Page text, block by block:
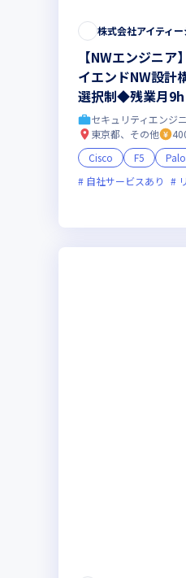
株式会社アイティー
【NWエンジニ
イエンドNW設計
選択制◆残業月
セキュリティエンジ
東京都、その他
Cisco
F5
自社サービスあり